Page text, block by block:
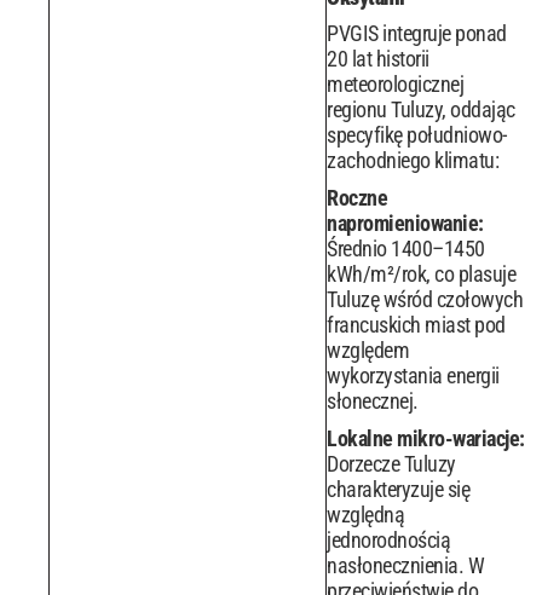
PVGIS integruje ponad
20 lat historii
meteorologicznej
regionu Tuluzy, oddając
specyfikę południowo-
zachodniego klimatu:
Roczne
napromieniowanie:
Średnio 1400–1450
kWh/m²/rok, co plasuje
Tuluzę wśród czołowych
francuskich miast pod
względem
wykorzystania energii
słonecznej.
Lokalne mikro-wariacje:
Dorzecze Tuluzy
charakteryzuje się
względną
jednorodnością
nasłonecznienia. W